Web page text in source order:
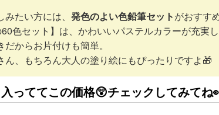
たい方には、 発色のよい色鉛筆セットがおすす
色セット】は、かわいいパステルカラーが充実
からお片付けも簡単。
ん、もちろん大人の塗り絵にもぴったりですよ🎁
っててこの価格😲チェックしてみてね